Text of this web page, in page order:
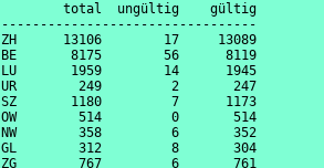
        total  ungültig    gültig
---------------------------------
ZH      13106        17     13089
BE       8175        56      8119
LU       1959        14      1945
UR        249         2       247
SZ       1180         7      1173
OW        514         0       514
NW        358         6       352
GL        312         8       304
ZG        767         6       761